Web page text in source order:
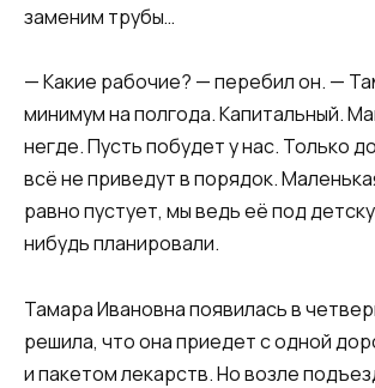
заменим трубы…
— Какие рабочие? — перебил он. —
минимум на полгода. Капитальный.
негде. Пусть побудет у нас. Только
всё не приведут в порядок.
равно пустует, мы ведь её под
нибудь планировали.
Тамара Ивановна появилась в
решила, что она приедет с одной
и пакетом лекарств. Но возле